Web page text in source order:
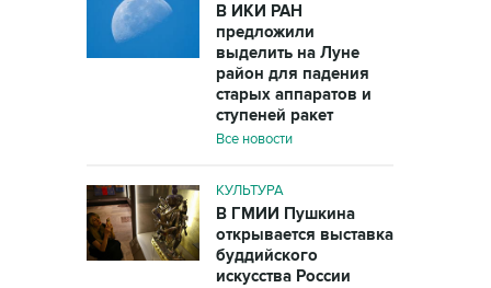
В ИКИ РАН
предложили
выделить на Луне
район для падения
старых аппаратов и
ступеней ракет
Все новости
КУЛЬТУРА
В ГМИИ Пушкина
открывается выставка
буддийского
искусства России